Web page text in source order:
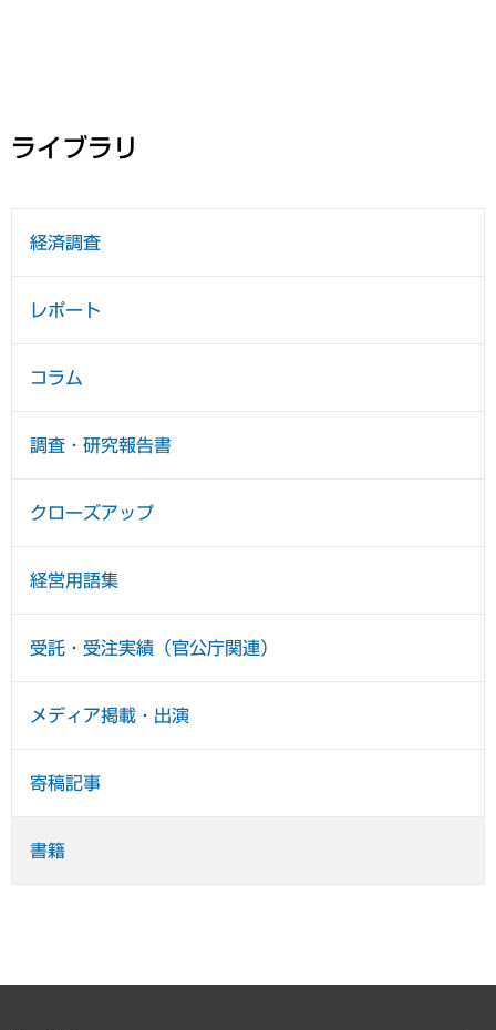
ライブラリ
経済調査
レポート
コラム
調査・研究報告書
クローズアップ
経営用語集
受託・受注実績（官公庁関連）
メディア掲載・出演
寄稿記事
書籍